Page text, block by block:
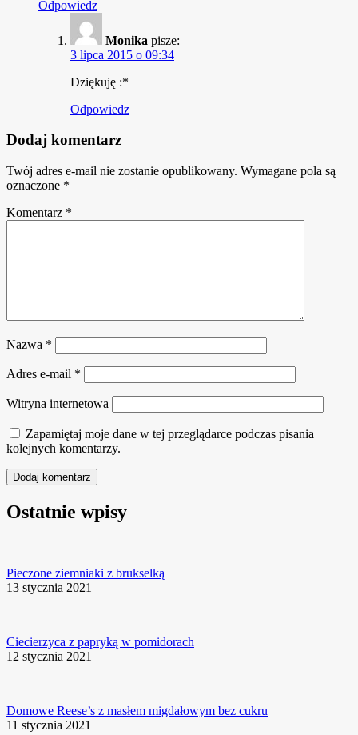
Odpowiedz
Monika pisze:
3 lipca 2015 o 09:34
Dziękuję :*
Odpowiedz
Dodaj komentarz
Twój adres e-mail nie zostanie opublikowany. Wymagane pola są
oznaczone *
Komentarz *
Nazwa *
Adres e-mail *
Witryna internetowa
Zapamiętaj moje dane w tej przeglądarce podczas pisania
kolejnych komentarzy.
Ostatnie wpisy
Pieczone ziemniaki z brukselką
13 stycznia 2021
Ciecierzyca z papryką w pomidorach
12 stycznia 2021
Domowe Reese’s z masłem migdałowym bez cukru
11 stycznia 2021